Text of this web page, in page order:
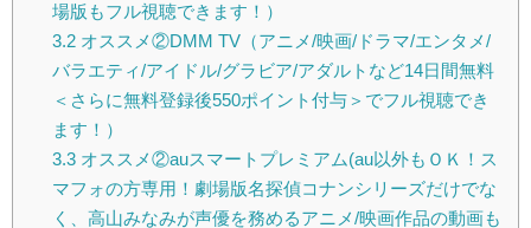
場版もフル視聴できます！）
3.2オススメ②DMM TV（アニメ/映画/ドラマ/エンタメ/
バラエティ/アイドル/グラビア/アダルトなど14日間無料
＜さらに無料登録後550ポイント付与＞でフル視聴でき
ます！）
3.3オススメ②auスマートプレミアム(au以外もＯＫ！ス
マフォの方専用！劇場版名探偵コナンシリーズだけでな
く、高山みなみが声優を務めるアニメ/映画作品の動画も